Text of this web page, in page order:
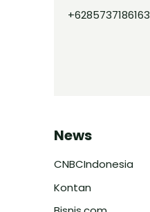
+6285737186163
News
CNBCIndonesia
Kontan